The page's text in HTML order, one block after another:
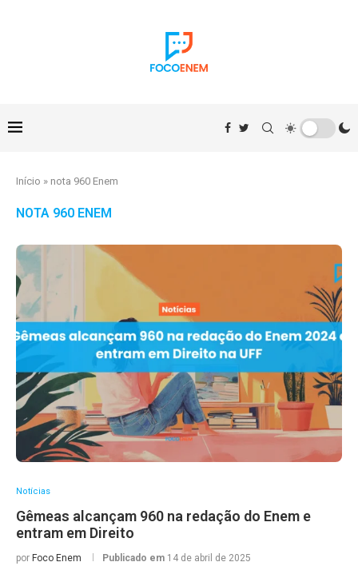
Início » nota 960 Enem
NOTA 960 ENEM
Notícias
Gêmeas alcançam 960 na redação do Enem e
entram em Direito
por Foco Enem Publicado em 14 de abril de 2025